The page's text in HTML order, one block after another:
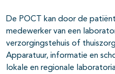
De POCT kan door de
medewerker van een
verzorgingstehuis of
Apparatuur, informatie en
lokale en regionale